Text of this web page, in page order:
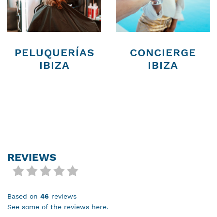
PELUQUERÍAS
IBIZA
CONCIERGE
IBIZA
REVIEWS
based on 46 reviews
see some of the reviews here.